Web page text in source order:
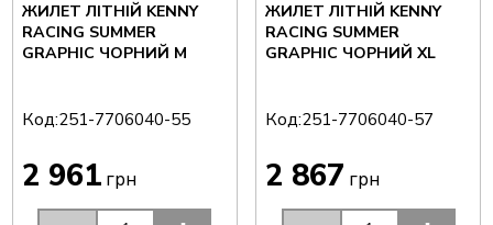
ЖИЛЕТ ЛІТНІЙ KENNY
RACING SUMMER
GRAPHIC ЧОРНИЙ M
Код:251-7706040-55
2 961грн
ЖИЛЕТ ЛІТНІЙ KENNY
RACING SUMMER
GRAPHIC ЧОРНИЙ XL
Код:251-7706040-57
2 867 грн